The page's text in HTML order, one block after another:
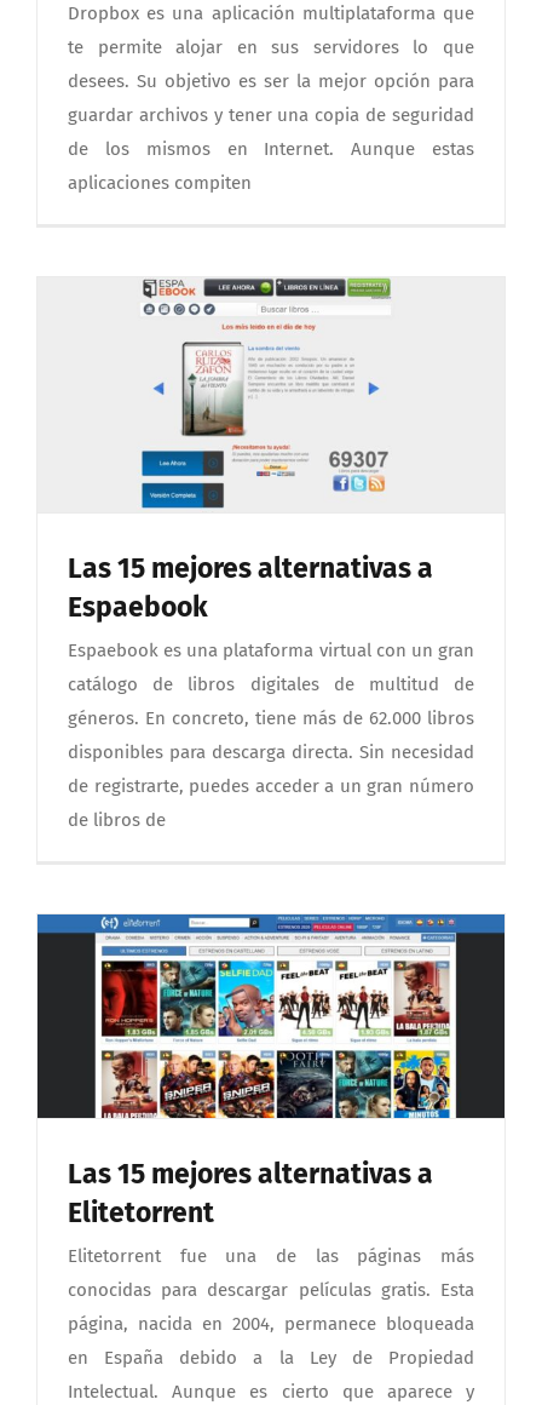
Dropbox es una aplicación multiplataforma que
te permite alojar en sus servidores lo que
desees. Su objetivo es ser la mejor opción para
guardar archivos y tener una copia de seguridad
de los mismos en Internet. Aunque estas
aplicaciones compiten
Las 15 mejores alternativas a
Espaebook
Espaebook es una plataforma virtual con un gran
catálogo de libros digitales de multitud de
géneros. En concreto, tiene más de 62.000 libros
disponibles para descarga directa. Sin necesidad
de registrarte, puedes acceder a un gran número
de libros de
Las 15 mejores alternativas a
Elitetorrent
Elitetorrent fue una de las páginas más
conocidas para descargar películas gratis. Esta
página, nacida en 2004, permanece bloqueada
en España debido a la Ley de Propiedad
Intelectual. Aunque es cierto que aparece y